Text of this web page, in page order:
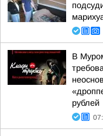
В
рублей